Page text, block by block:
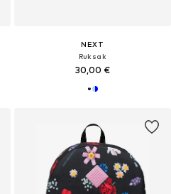
NEXT
Ruksak
30,00 €